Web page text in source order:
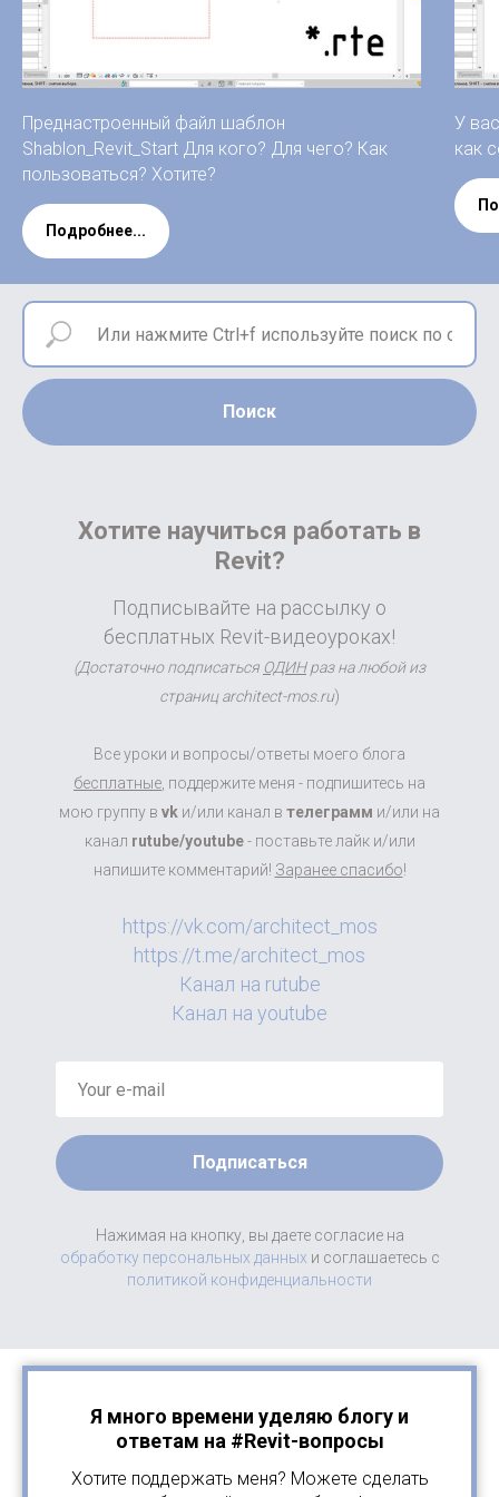
Преднастроенный файл шаблон
Shablon_Revit_Start Для кого? Для чего? Как
пользоваться? Хотите?
Подробнее...
У
как
Поиск
Хотите научиться работать в
Revit?
Подписывайте на рассылку о
бесплатных Revit-видеоуроках!
(Достаточно подписаться ОДИНраз на любой из
страниц architect-mos.ru)
Все уроки и вопросы/ответы моего блога
бесплатные, поддержите меня - подпишитесь на
мою группу в vk и/или канал в телеграмм и/или на
канал rutube/youtube- поставьте лайк и/или
напишите комментарий! Заранее спасибо!
https://vk.com/architect_mos
https://t.me/architect_mos
Канал на rutube
Канал на youtube
Подписаться
Нажимая на кнопку, вы даете согласие на
обработку персональных данных и соглашаетесь c
политикой конфиденциальности
Я много времени уделяю блогу и
ответам на #Revit-вопросы
Хотите поддержать меня? Можете сделать